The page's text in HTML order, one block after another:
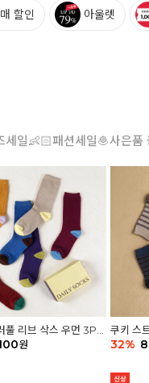
할인 아울렛
세일👶🏻패션세일🧆사은품
풀 리브 삭스 우먼 3P
원
쿠키 스
32%